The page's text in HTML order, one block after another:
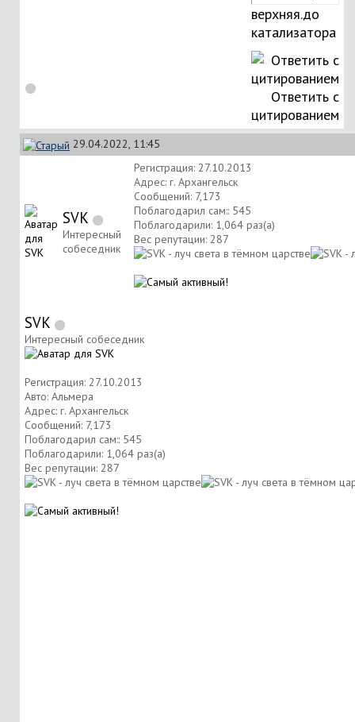
верхняя.до
катализатора
Ответить с
цитированием
29.04.2022, 11:45
SVK
Интересный
собеседник
Регистрация: 27.10.2013
Адрес: г. Архангельск
Сообщений: 7,173
Поблагодарил сам:: 545
Поблагодарили: 1,064 раз(а)
Вес репутации: 287
SVK
Интересный собеседник
Регистрация: 27.10.2013
Авто: Альмера
Адрес: г. Архангельск
Сообщений: 7,173
Поблагодарил сам:: 545
Поблагодарили: 1,064 раз(а)
Вес репутации: 287